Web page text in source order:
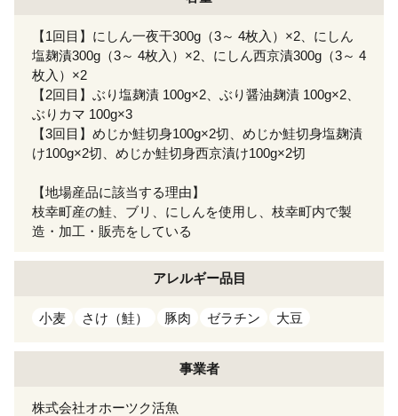
【1回目】にしん一夜干300g（3～ 4枚入）×2、にしん
塩麹漬300g（3～ 4枚入）×2、にしん西京漬300g（3～ 4
枚入）×2
【2回目】ぶり塩麹漬 100g×2、ぶり醤油麹漬 100g×2、
ぶりカマ 100g×3
【3回目】めじか鮭切身100g×2切、めじか鮭切身塩麹漬
け100g×2切、めじか鮭切身西京漬け100g×2切
【地場産品に該当する理由】
枝幸町産の鮭、ブリ、にしんを使用し、枝幸町内で製
造・加工・販売をしている
アレルギー品目
小麦 さけ（鮭） 豚肉 ゼラチン 大豆
事業者
株式会社オホーツク活魚